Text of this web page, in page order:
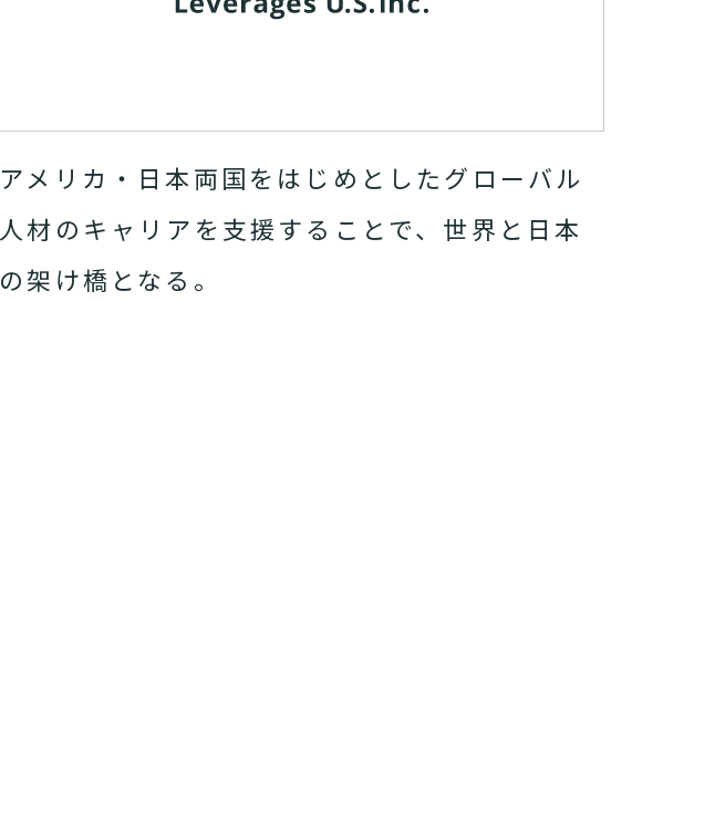
アメリカ・日本両国をはじめとしたグローバル
人材のキャリアを支援することで、世界と日本
の架け橋となる。